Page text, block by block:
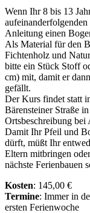
Wenn Ihr 8 bis 13
Anleitung einen
Als Material für den
Fichtenholz und
bitte ein Stück Stoff
cm) mit, damit er
gefällt.
Der Kurs findet statt
Bärensteiner Straße
Ortsbeschreibung bei
Damit Ihr Pfeil und
dürft, müßt Ihr
Eltern mitbringen
nächste Ferienbauen
Kosten: 145,00 €
Termine: Immer in
ersten Ferienwoche